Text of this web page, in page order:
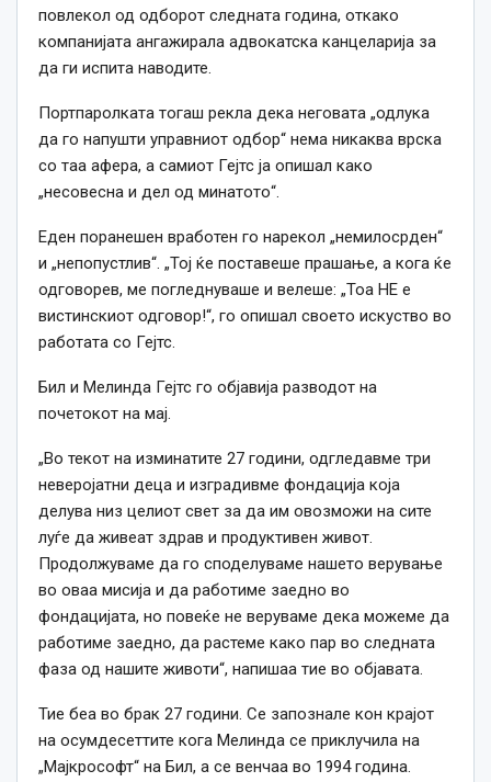
повлекол од одборот следната година, откако
компанијата ангажирала адвокатска канцеларија за
да ги испита наводите.
Портпаролката тогаш рекла дека неговата „одлука
да го напушти управниот одбор“ нема никаква врска
со таа афера, а самиот Гејтс ја опишал како
„несовесна и дел од минатото“.
Еден поранешен вработен го нарекол „немилосрден“
и „непопустлив“. „Тој ќе поставеше прашање, а кога ќе
одговорев, ме погледнуваше и велеше: „Тоа НЕ е
вистинскиот одговор!“, го опишал своето искуство во
работата со Гејтс.
Бил и Мелинда Гејтс го објавија разводот на
почетокот на мај.
„Во текот на изминатите 27 години, одгледавме три
неверојатни деца и изградивме фондација која
делува низ целиот свет за да им овозможи на сите
луѓе да живеат здрав и продуктивен живот.
Продолжуваме да го споделуваме нашето верување
во оваа мисија и да работиме заедно во
фондацијата, но повеќе не веруваме дека можеме да
работиме заедно, да растеме како пар во следната
фаза од нашите животи“, напишаа тие во објавата.
Тие беа во брак 27 години. Се запознале кон крајот
на осумдесеттите кога Мелинда се приклучила на
„Мајкрософт“ на Бил, а се венчаа во 1994година.